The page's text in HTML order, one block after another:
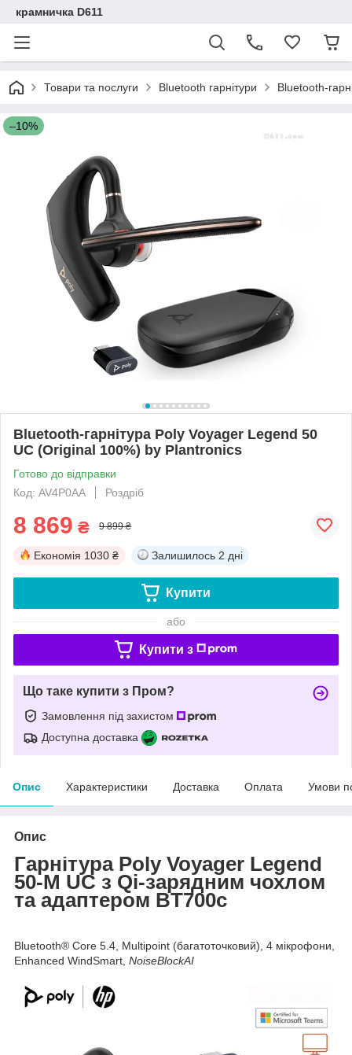
крамничка D611
Товари та послуги Bluetooth гарнітури Bluetooth-
–10%
Bluetooth-гарнітура Poly Voyager Legend 50
UC (Original 100%) by Plantronics
Готово до відправки
Код: AV4P0AA
Роздріб
8 869 ₴ 9 899 ₴
Економія 1030 ₴ Залишилось 2 дні
Купити
або
Купити з
Що таке купити з Пром?
Замовлення під захистом
Доступна доставка
Опис Характеристики Доставка Оплата Умови
Опис
Гарнітура Poly Voyager Legend
50-M UC з Qi-зарядним чохлом
та адаптером BT700c
Bluetooth® Core 5.4, Multipoint (багатоточковий), 4 мікрофони,
Enhanced WindSmart, NoiseBlockAI